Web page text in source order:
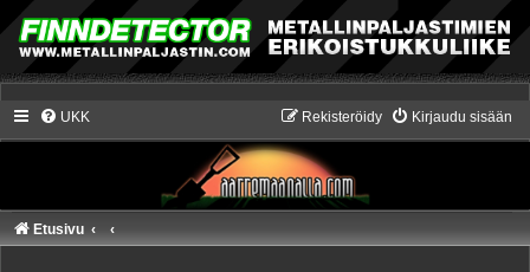
UKK Kirjaudu sisään
Rekisteröidy
Etusivu